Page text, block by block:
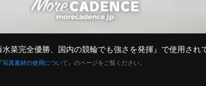
菜完全優勝、国内の競輪でも強さを発揮』で使用され
写真素材の使用について 』のページをご覧ください。